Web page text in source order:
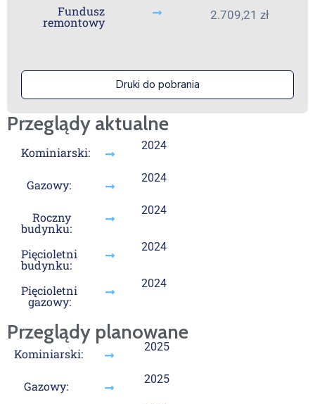
Fundusz
remontowy 2.709,21 zł
Druki do pobrania
Przeglądy aktualne
Kominiarski: 2024
Gazowy: 2024
Roczny
budynku:
2024
Pięcioletni
budynku:
2024
Pięcioletni
gazowy:
2024
Przeglądy planowane
Kominiarski: 2025
Gazowy: 2025